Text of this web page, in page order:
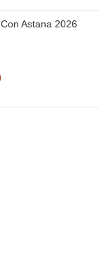
Astana 2026